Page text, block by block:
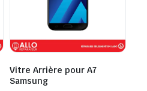
Vitre Arrière pour A7
Samsung